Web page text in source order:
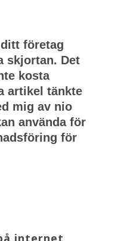
företag
skjortan. Det
kosta
artikel tänkte
mig av nio
använda för
för
internet